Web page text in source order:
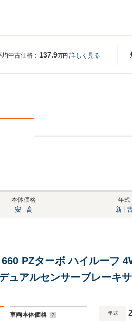
均中古価格： 137.9万円 詳しく見る
本体価格
安
高
年式
新
PZターボ ハイルーフ
ュアルセンサーブレー
車両本体価格 年式